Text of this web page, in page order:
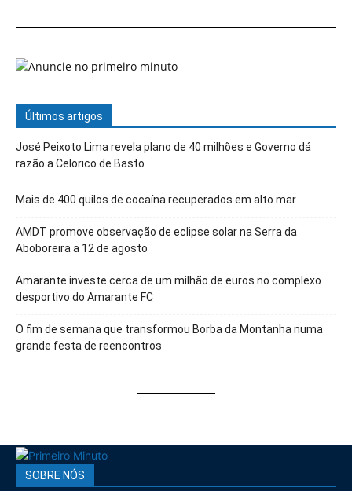
Últimos artigos
José Peixoto Lima revela plano de 40 milhões e Governo dá
razão a Celorico de Basto
Mais de 400 quilos de cocaína recuperados em alto mar
AMDT promove observação de eclipse solar na Serra da
Aboboreira a 12 de agosto
Amarante investe cerca de um milhão de euros no complexo
desportivo do Amarante FC
O fim de semana que transformou Borba da Montanha numa
grande festa de reencontros
SOBRE NÓS